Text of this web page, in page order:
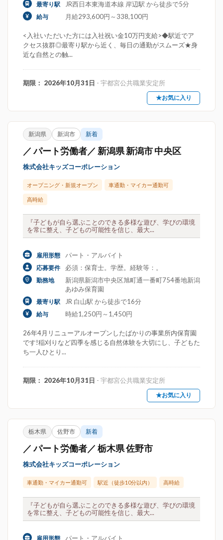
最寄り駅 JR西日本東海道本線 岸辺駅 から徒歩で5分
給与 月給293,600円～338,100円
<入社いただいた方には入社祝い金10万円支給>◆駅近でア
クセス抜群◎最寄り駅から近く、毎日の通勤がスムーズ★身
近な自然との触...
期限： 2026年10月31日 - 宇都宮公共職業安定所
★お気に入り
新潟県 新潟市 新着
／ パート労働者／ 新潟県 新潟市 中央区
株式会社キッズコーポレーション
オープニング・新規オープン 車通勤・マイカー通勤可
高時給
『子どもが自ら選ぶことのできる多様な遊び、学びの環境
を常に整え、子どもの可能性を信じ、最大...
雇用形態 パート・アルバイト
応募要件 必須：保育士。学歴。経験等：。
勤務地
新潟県新潟市中央区旭町通一番町754番地新潟
あゆみ保育園
最寄り駅 JR 白山駅 から徒歩で16分
給与 時給1,250円～1,450円
26年4月リニューアルオープンしたばかりの事業所内保育園
です!稲刈りなど四季を感じる自然体験を大切にし、子どもた
ち一人ひとり...
期限： 2026年10月31日 - 宇都宮公共職業安定所
★お気に入り
栃木県 佐野市 新着
／ パート労働者／ 栃木県 佐野市
株式会社キッズコーポレーション
車通勤・マイカー通勤可 駅近（徒歩10分以内） 高時給
『子どもが自ら選ぶことのできる多様な遊び、学びの環境
を常に整え、子どもの可能性を信じ、最大...
雇用形態 パート・アルバイト